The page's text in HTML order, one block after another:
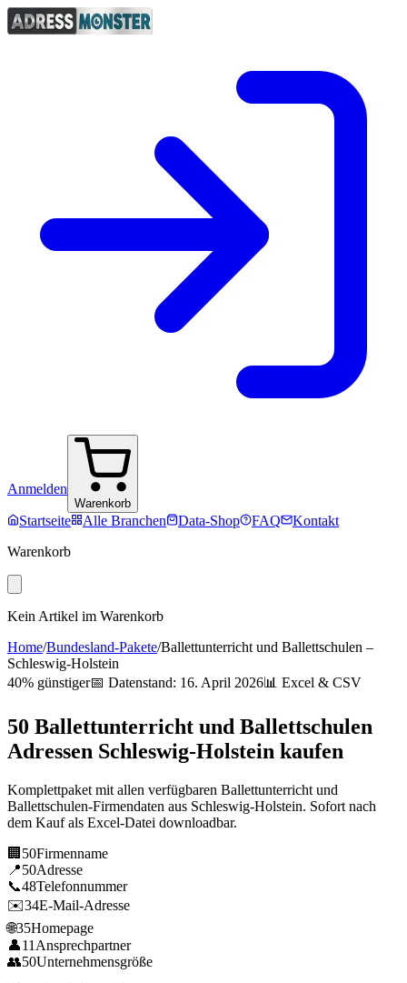
Anmelden
Warenkorb
Startseite Alle Branchen Data-Shop FAQ
Kontakt
Warenkorb
Kein Artikel im Warenkorb
Home/Bundesland-Pakete/Ballettunterricht und Ballettschulen –
Schleswig-Holstein
40% günstiger📅 Datenstand: 16. April 2026📊 Excel & CSV
50 Ballettunterricht und Ballettschulen
Adressen Schleswig-Holstein kaufen
Komplettpaket mit allen verfügbaren Ballettunterricht und
Ballettschulen-Firmendaten aus Schleswig-Holstein. Sofort nach
dem Kauf als Excel-Datei downloadbar.
🏢 50Firmenname
📍50Adresse
📞48Telefonnummer
✉️34E-Mail-Adresse
🌐35Homepage
👤11 Ansprechpartner
👥50Unternehmensgröße